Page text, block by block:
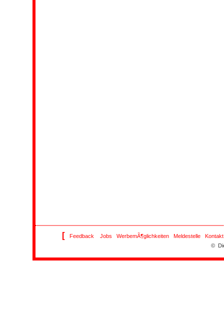
[ Feedback Jobs WerbemÃ¶glichkeiten Meldestelle
Kontakt
©